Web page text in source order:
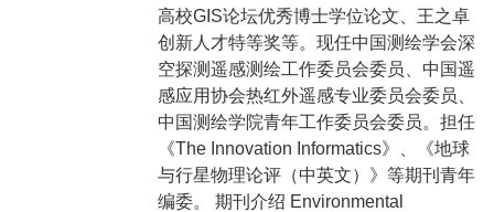
高校GIS论坛优秀博士学位论文、王之卓
创新人才特等奖等。现任中国测绘学会深
空探测遥感测绘工作委员会委员、中国遥
感应用协会热红外遥感专业委员会委员、
中国测绘学院青年工作委员会委员。担任
《The Innovation Informatics》、《地球
与行星物理论评（中英文）》等期刊青年
编委。 期刊介绍 Environmental